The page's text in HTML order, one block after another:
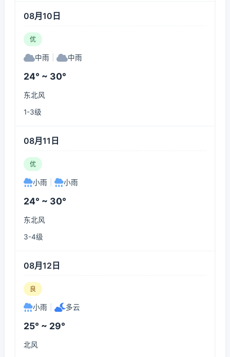
08月10日
优
中雨 中雨
24° ~ 30°
东北风
1-3级
08月11日
优
小雨 小雨
24° ~ 30°
东北风
3-4级
08月12日
良
小雨 多云
25° ~ 29°
北风